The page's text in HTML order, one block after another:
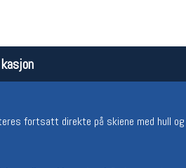
fortsatt direkte på skiene med hull